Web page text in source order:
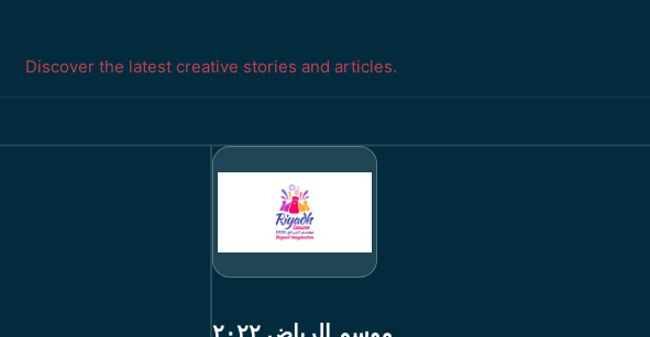
Discover the latest creative stories and articles.